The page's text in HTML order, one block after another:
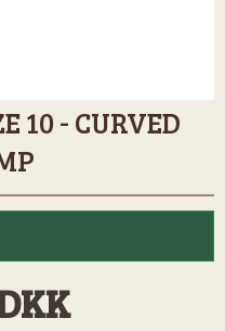
10 - CURVED